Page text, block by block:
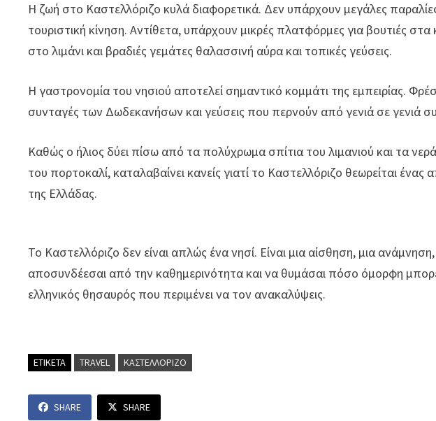
Η ζωή στο Καστελλόριζο κυλά διαφορετικά. Δεν υπάρχουν μεγάλες
τουριστική κίνηση. Αντίθετα, υπάρχουν μικρές πλατφόρμες για βουτιές
στο λιμάνι και βραδιές γεμάτες θαλασσινή αύρα και τοπικές γεύσεις.
Η γαστρονομία του νησιού αποτελεί σημαντικό κομμάτι της εμπειρίας.
συνταγές των Δωδεκανήσων και γεύσεις που περνούν από γενιά σε γενιά
Καθώς ο ήλιος δύει πίσω από τα πολύχρωμα σπίτια του λιμανιού και τα
του πορτοκαλί, καταλαβαίνει κανείς γιατί το Καστελλόριζο θεωρείται
της Ελλάδας.
Το Καστελλόριζο δεν είναι απλώς ένα νησί. Είναι μια αίσθηση, μια
αποσυνδέεσαι από την καθημερινότητα και να θυμάσαι πόσο όμορφη
ελληνικός θησαυρός που περιμένει να τον ανακαλύψεις.
ΕΤΙΚΕΤΑ TRAVEL ΚΑΣΤΕΛΛΟΡΙΖΟ
SHARE SHARE